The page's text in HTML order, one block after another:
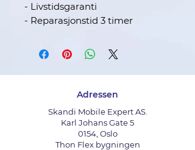
- Livstidsgaranti
- Reparasjonstid 3 timer
Adressen
Skandi Mobile Expert AS.
Karl Johans Gate 5
0154, Oslo
Thon Flex bygningen